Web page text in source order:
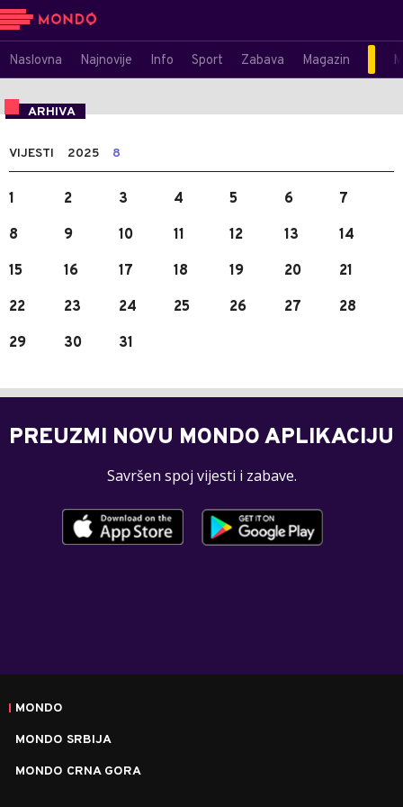
Naslovna Najnovije Info Sport Zabava Magazin
ARHIVA
VIJESTI 2025 8
1 2 3 4 5 6
7
8
9 10 11 12 13
14
15
16 17 18 19 20
21
22
23 24 25 26 27
28
29
30 31
PREUZMI NOVU MONDO APLIKACIJU
Savršen spoj vijesti i zabave.
MONDO
MONDO SRBIJA
MONDO CRNA GORA